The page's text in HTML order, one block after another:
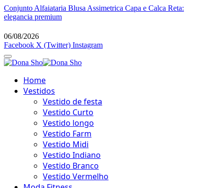
Conjunto Alfaiataria Blusa Assimetrica Capa e Calca Reta:
elegancia premium
06/08/2026
Facebook X (Twitter) Instagram
Home
Vestidos
Vestido de festa
Vestido Curto
Vestido longo
Vestido Farm
Vestido Midi
Vestido Indiano
Vestido Branco
Vestido Vermelho